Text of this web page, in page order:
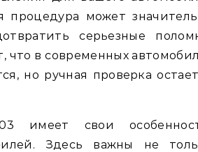
процедура может
серьезные
в современных
но ручная проверка
имеет свои
Здесь важны не